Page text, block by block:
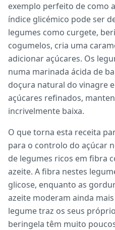
exemplo perfeito de como
índice glicémico pode ser
legumes como curgete,
cogumelos, cria uma
adicionar açúcares. Os
numa marinada ácida de
doçura natural do vinagre
açúcares refinados,
incrivelmente baixa.
O que torna esta receita
para o controlo do açúcar
de legumes ricos em fibra
azeite. A fibra nestes
glicose, enquanto as
azeite moderam ainda
legume traz os seus
beringela têm muito